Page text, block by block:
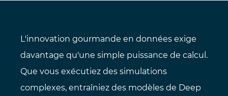
L'innovation gourmande en données exige
davantage qu'une simple puissance de calcul.
Que vous exécutiez des simulations
complexes, entraîniez des modèles de Deep